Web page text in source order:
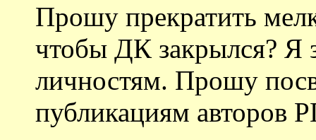
Прошу прекратить
чтобы ДК закрылся? Я
личностям. Прошу
публикациям авторов